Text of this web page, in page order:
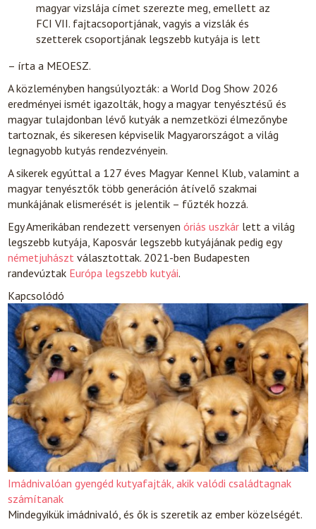
magyar vizslája címet szerezte meg, emellett az
FCI VII. fajtacsoportjának, vagyis a vizslák és
szetterek csoportjának legszebb kutyája is lett
– írta a MEOESZ.
A közleményben hangsúlyozták: a World Dog Show 2026
eredményei ismét igazolták, hogy a magyar tenyésztésű és
magyar tulajdonban lévő kutyák a nemzetközi élmezőnybe
tartoznak, és sikeresen képviselik Magyarországot a világ
legnagyobb kutyás rendezvényein.
A sikerek egyúttal a 127 éves Magyar Kennel Klub, valamint a
magyar tenyésztők több generáción átívelő szakmai
munkájának elismerését is jelentik – fűzték hozzá.
Egy Amerikában rendezett versenyenóriás uszkár lett a világ
legszebb kutyája, Kaposvár legszebb kutyájának pedig egy
németjuhászt választottak. 2021-ben Budapesten
randevúztak Európa legszebb kutyái.
Kapcsolódó
Imádnivalóan gyengéd kutyafajták, akik valódi családtagnak
számítanak
Mindegyikük imádnivaló, és ők is szeretik az ember közelségét.